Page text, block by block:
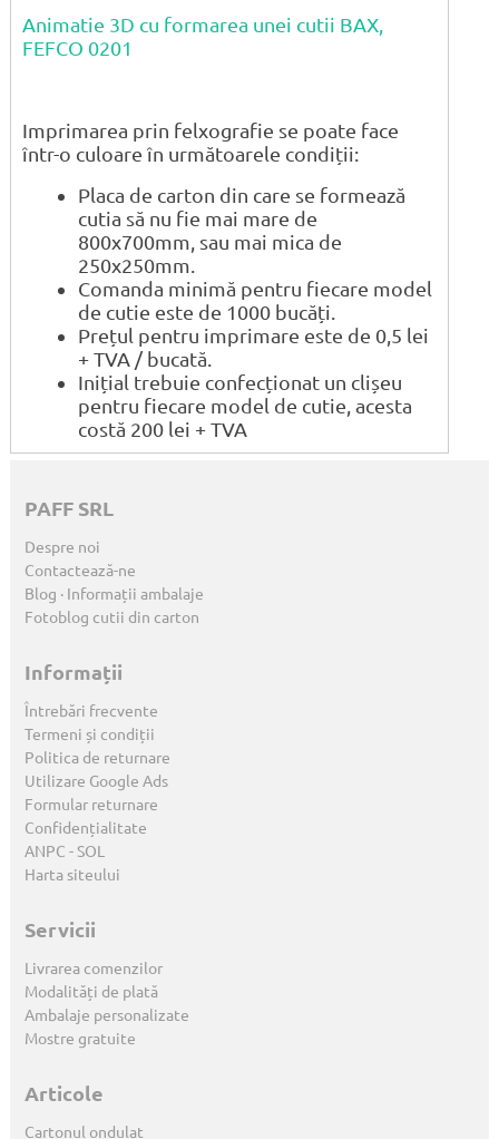
Animatie 3D cu formarea unei cutii BAX,
FEFCO 0201
Imprimarea prin felxografie se poate face
într-o culoare în următoarele condiții:
Placa de carton din care se formează
cutia să nu fie mai mare de
800x700mm, sau mai mica de
250x250mm.
Comanda minimă pentru fiecare model
de cutie este de 1000 bucăți.
Prețul pentru imprimare este de 0,5 lei
+ TVA / bucată.
Inițial trebuie confecționat un clișeu
pentru fiecare model de cutie, acesta
costă 200 lei + TVA
PAFF SRL
Despre noi
Contactează-ne
Blog · Informații ambalaje
Fotoblog cutii din carton
Informații
Întrebări frecvente
Termeni și condiții
Politica de returnare
Utilizare Google Ads
Formular returnare
Confidențialitate
ANPC -SOL
Harta siteului
Servicii
Livrarea comenzilor
Modalități de plată
Ambalaje personalizate
Mostre gratuite
Articole
Cartonul ondulat